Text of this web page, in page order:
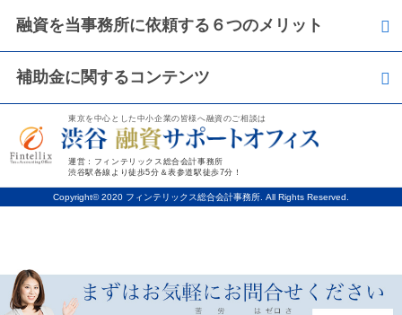
融資を当事務所に依頼する６つのメリット
補助金に関するコンテンツ
東京を中心とした中小企業の皆様へ融資のご相談は
運営：フィンテリックス総合会計事務所
渋谷駅各線より徒歩5分＆表参道駅徒歩7分！
Copyright© 2020 フィンテリックス総合会計事務所. All Rights Reserved.